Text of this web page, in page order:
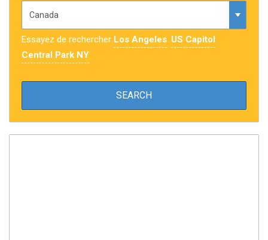
Essayez de rechercher Los Angeles US Capitol
Central Park NY